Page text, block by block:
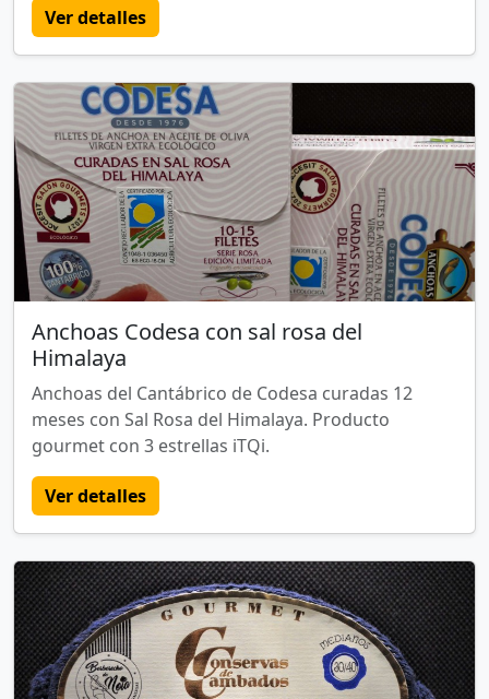
Ver detalles
Anchoas Codesa con sal rosa del
Himalaya
Anchoas del Cantábrico de Codesa curadas 12
meses con Sal Rosa del Himalaya. Producto
gourmet con 3 estrellas iTQi.
Ver detalles